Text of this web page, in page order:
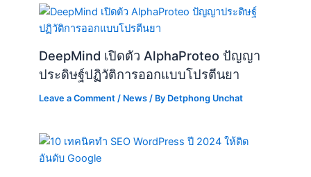
DeepMind เปิดตัว AlphaProteo ปัญญา
ประดิษฐ์ปฏิวัติการออกแบบโปรตีนยา
Leave a Comment / News / By Detphong Unchat